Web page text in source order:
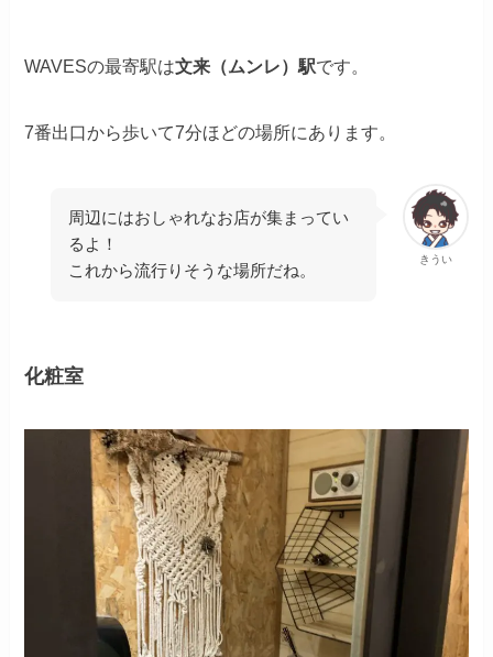
WAVESの最寄駅は文来（ムンレ）駅です。
7番出口から歩いて7分ほどの場所にあります。
きうい
周辺にはおしゃれなお店が集まってい
るよ！
これから流行りそうな場所だね。
化粧室